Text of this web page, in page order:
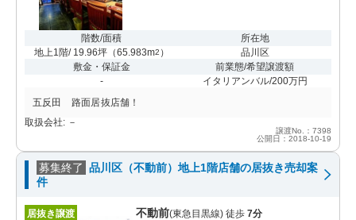
階数/面積
地上1階/ 19.96坪（65.983m2 ）
所在地
品川区
敷金・保証金
-
前業態/希望譲渡額
イタリアンバル/200万円
五反田 路面居抜店舗！
取扱会社: －
譲渡No.：7398
公開日：2018-10-19
募集終了 品川区（不動前）地上1階店舗の居抜き売却案
件
居抜き譲渡 不動前(東急目黒線) 徒歩 7分